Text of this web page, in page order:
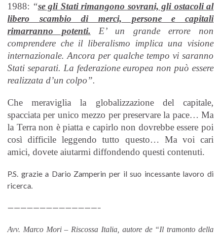
1988: “se gli Stati rimangono sovrani, gli ostacoli al
libero scambio di merci, persone e capitali
rimarranno potenti. E’ un grande errore non
comprendere che il liberalismo implica una visione
internazionale. Ancora per qualche tempo vi saranno
Stati separati. La federazione europea non può essere
realizzata d’un colpo”.
Che meraviglia la globalizzazione del capitale,
spacciata per unico mezzo per preservare la pace… Ma
la Terra non è piatta e capirlo non dovrebbe essere poi
così difficile leggendo tutto questo… Ma voi cari
amici, dovete aiutarmi diffondendo questi contenuti.
P.S. grazie a Dario Zamperin per il suo incessante lavoro di
ricerca.
——————————————–
Avv. Marco Mori – Riscossa Italia, autore de “Il tramonto della